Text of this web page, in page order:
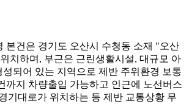
본건은 경기도 오산시 수청동 소재 "오산
치하며, 부근은 근린생활시설, 대규모 아
되어 있는 지역으로 제반 주위환경 보통
까지 차량출입 가능하고 인근에 노선버스
기대로가 위치하는 등 제반 교통상황 무